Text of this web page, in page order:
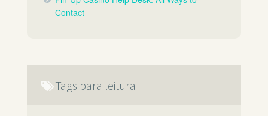
Contact
Tags para leitura